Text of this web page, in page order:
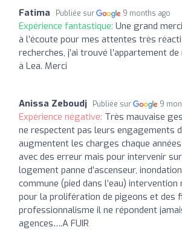
Fatima Publiée sur 9 months ago
Expérience fantastique: Une grand
à l’écoute pour mes attentes très
recherches, j’ai trouvé l’appartement
à Lea. Merci
Anissa Zeboudj Publiée sur 9
Expérience négative: Très mauvaise
ne respectent pas leurs engagements
augmentent les charges chaque
avec des erreur mais pour intervenir
logement panne d’ascenseur,
commune (pied dans l’eau)
pour la prolifération de pigeons et des
professionnalisme il ne répondent
agences….A FUIR